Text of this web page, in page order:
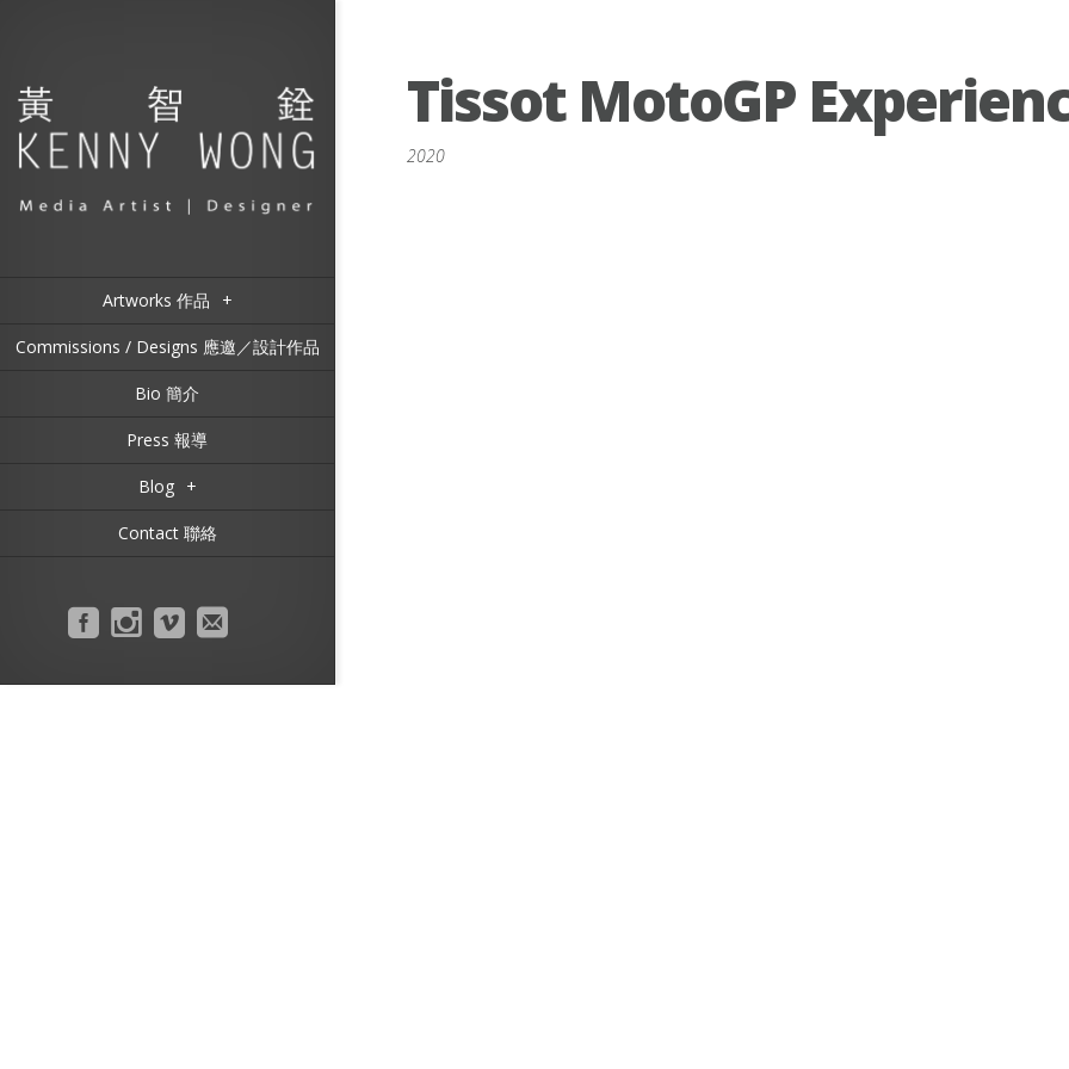
Artworks 作品 +
Commissions / Designs 應邀／設計作品
Bio 簡介
Press 報導
Blog +
Contact 聯絡
Tissot MotoGP
2020